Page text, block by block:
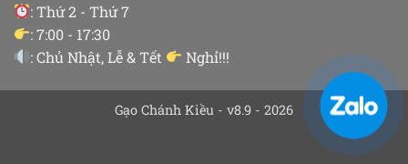
: Thứ 2 - Thứ 7
: 7:00 - 17:30
: Chủ Nhật, Lễ & Tết
Nghỉ!!!
Gạo Chánh Kiều - v8.9 - 2026